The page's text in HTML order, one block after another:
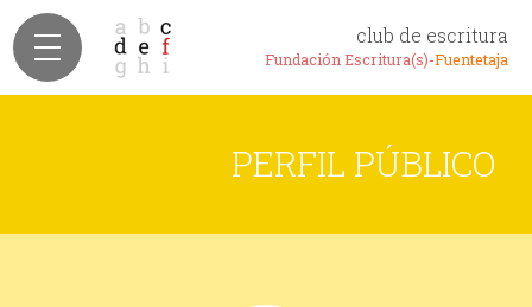
club de escritura
Fundación Escritura(s)-Fuentetaja
PERFIL PÚBLICO